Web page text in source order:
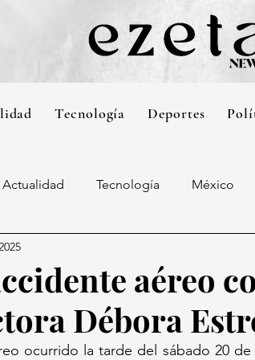
Tecnología Deportes
Actualidad Tecnología México
aéreo
Débora
ocurrido la tarde del sábado 20